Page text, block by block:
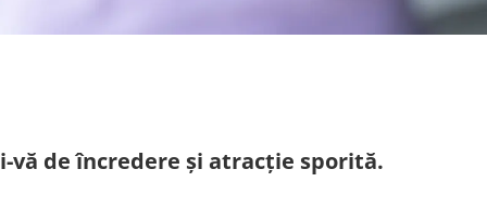
vă de încredere și atracție sporită.